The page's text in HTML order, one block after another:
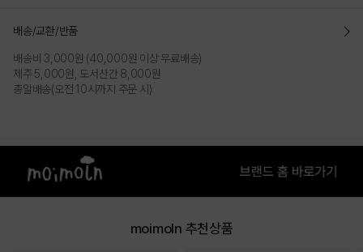
배송/교환/반품
배송비 3,000원 (40,000원 이상 무료배송)
제주 5,000원, 도서산간 8,000원
총알배송(오전 10시까지 주문 시)
moimoln 추천상품